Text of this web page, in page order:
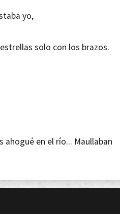
yo,
solo con los brazos.
ahogué en el río... Maullaban
crio,